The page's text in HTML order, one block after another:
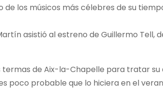
los músicos más célebres de su
asistió al estreno de Guillermo Tell,
termas de Aix-la-Chapelle para tratar
poco probable que lo hiciera en el